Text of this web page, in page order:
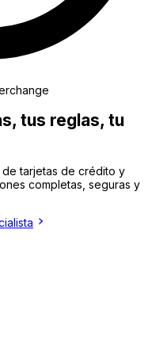
tus reglas, tu
tarjetas de crédito y
completas, seguras y